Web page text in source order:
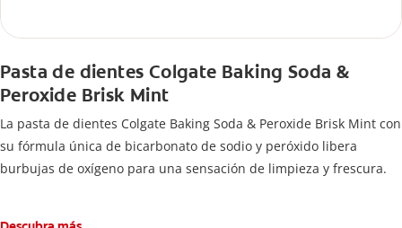
Pasta de dientes Colgate Baking Soda &
Peroxide Brisk Mint
La pasta de dientes Colgate Baking Soda & Peroxide Brisk Mint con
su fórmula única de bicarbonato de sodio y peróxido libera
burbujas de oxígeno para una sensación de limpieza y frescura.